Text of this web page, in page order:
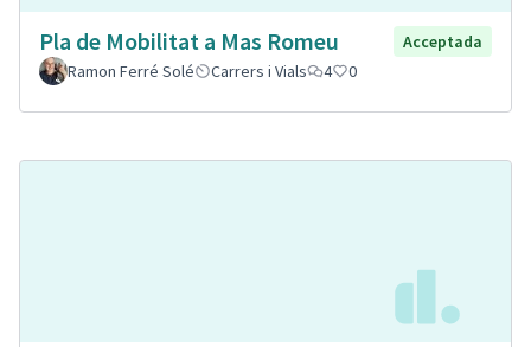
Pla de Mobilitat a Mas Romeu
Acceptada
Ramon Ferré Solé
Carrers i Vials 4 0